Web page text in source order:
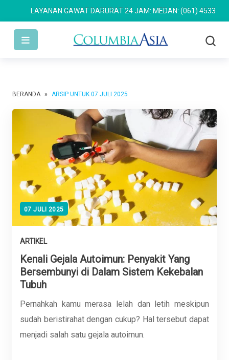
LAYANAN GAWAT DARURAT 24 JAM: MEDAN: (061) 4533 636
BERANDA » ARSIP UNTUK 07 JULI 2025
07 JULI 2025
ARTIKEL
Kenali Gejala Autoimun: Penyakit Yang
Bersembunyi di Dalam Sistem Kekebalan
Tubuh
Pernahkah kamu merasa lelah dan letih meskipun
sudah beristirahat dengan cukup? Hal tersebut dapat
menjadi salah satu gejala autoimun.